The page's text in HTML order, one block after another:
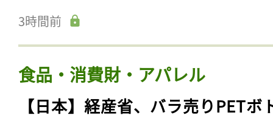
3時間前
食品・消費財・アパレル
【日本】経産省、バラ売りPETボ